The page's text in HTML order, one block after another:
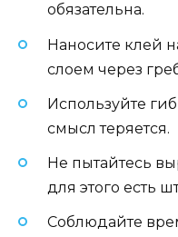
обязательна.
Наносите клей
слоем через
Используйте
смысл теряется.
Не пытайтесь
для этого есть
Соблюдайте